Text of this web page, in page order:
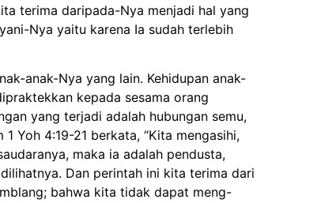
terima daripada-Nya menjadi hal yang
Nya yaitu karena Ia sudah terlebih
anak-Nya yang lain. Kehidupan anak-
kepada sesama orang
yang terjadi adalah hubungan semu,
Yoh 4:19-21 berkata, “Kita mengasihi,
maka ia adalah pendusta,
Dan perintah ini kita terima dari
bahwa kita tidak dapat meng-